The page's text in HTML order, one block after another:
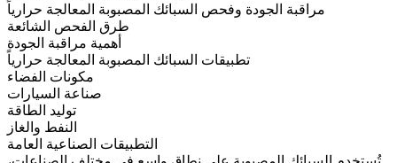
مراقبة الجودة وفحص السبائك المصبوبة المعالجة حرارياً
طرق الفحص الشائعة
أهمية مراقبة الجودة
تطبيقات السبائك المصبوبة المعالجة حرارياً
مكونات الفضاء
صناعة السيارات
توليد الطاقة
النفط والغاز
التطبيقات الصناعية العامة